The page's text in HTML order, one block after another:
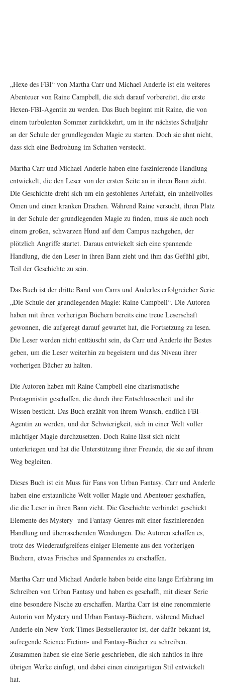
„Hexe des FBI“ von Martha Carr und Michael Anderle ist ein weiteres
Abenteuer von Raine Campbell, die sich darauf vorbereitet, die erste
Hexen-FBI-Agentin zu werden. Das Buch beginnt mit Raine, die von
einem turbulenten Sommer zurückkehrt, um in ihr nächstes Schuljahr
an der Schule der grundlegenden Magie zu starten. Doch sie ahnt nicht,
dass sich eine Bedrohung im Schatten versteckt.
Martha Carr und Michael Anderle haben eine faszinierende Handlung
entwickelt, die den Leser von der ersten Seite an in ihren Bann zieht.
Die Geschichte dreht sich um ein gestohlenes Artefakt, ein unheilvolles
Omen und einen kranken Drachen. Während Raine versucht, ihren Platz
in der Schule der grundlegenden Magie zu finden, muss sie auch noch
einem großen, schwarzen Hund auf dem Campus nachgehen, der
plötzlich Angriffe startet. Daraus entwickelt sich eine spannende
Handlung, die den Leser in ihren Bann zieht und ihm das Gefühl gibt,
Teil der Geschichte zu sein.
Das Buch ist der dritte Band von Carrs und Anderles erfolgreicher Serie
„Die Schule der grundlegenden Magie: Raine Campbell“. Die Autoren
haben mit ihren vorherigen Büchern bereits eine treue Leserschaft
gewonnen, die aufgeregt darauf gewartet hat, die Fortsetzung zu lesen.
Die Leser werden nicht enttäuscht sein, da Carr und Anderle ihr Bestes
geben, um die Leser weiterhin zu begeistern und das Niveau ihrer
vorherigen Bücher zu halten.
Die Autoren haben mit Raine Campbell eine charismatische
Protagonistin geschaffen, die durch ihre Entschlossenheit und ihr
Wissen besticht. Das Buch erzählt von ihrem Wunsch, endlich FBI-
Agentin zu werden, und der Schwierigkeit, sich in einer Welt voller
mächtiger Magie durchzusetzen. Doch Raine lässt sich nicht
unterkriegen und hat die Unterstützung ihrer Freunde, die sie auf ihrem
Weg begleiten.
Dieses Buch ist ein Muss für Fans von Urban Fantasy. Carr und Anderle
haben eine erstaunliche Welt voller Magie und Abenteuer geschaffen,
die die Leser in ihren Bann zieht. Die Geschichte verbindet geschickt
Elemente des Mystery- und Fantasy-Genres mit einer faszinierenden
Handlung und überraschenden Wendungen. Die Autoren schaffen es,
trotz des Wiederaufgreifens einiger Elemente aus den vorherigen
Büchern, etwas Frisches und Spannendes zu erschaffen.
Martha Carr und Michael Anderle haben beide eine lange Erfahrung im
Schreiben von Urban Fantasy und haben es geschafft, mit dieser Serie
eine besondere Nische zu erschaffen. Martha Carr ist eine renommierte
Autorin von Mystery und Urban Fantasy-Büchern, während Michael
Anderle ein New York Times Bestsellerautor ist, der dafür bekannt ist,
aufregende Science Fiction- und Fantasy-Bücher zu schreiben.
Zusammen haben sie eine Serie geschrieben, die sich nahtlos in ihre
übrigen Werke einfügt, und dabei einen einzigartigen Stil entwickelt
hat.